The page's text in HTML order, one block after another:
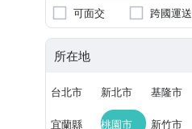
可面交 跨國運送
所在地
台北市 新北市 基隆市
宜蘭縣 桃園市 新竹市